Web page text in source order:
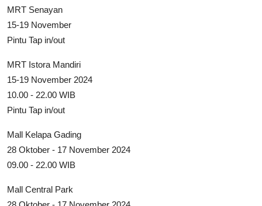
MRT Senayan
15-19 November
Pintu Tap in/out
MRT Istora Mandiri
15-19 November 2024
10.00 - 22.00 WIB
Pintu Tap in/out
Mall Kelapa Gading
28 Oktober - 17 November 2024
09.00 - 22.00 WIB
Mall Central Park